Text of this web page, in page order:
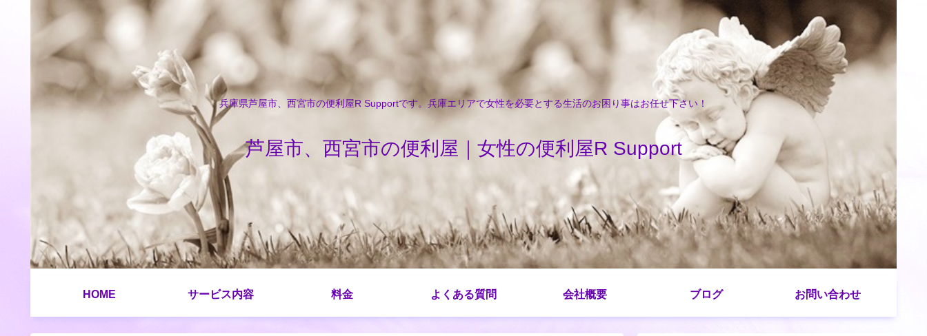
兵庫県芦屋市、西宮市の便利屋R Supportです。兵庫エリアで女性を必要とする生活のお困り事はお任せ下さい！
芦屋市、西宮市の便利屋｜女性の便利屋R Support
HOME サービス内容 料金 よくある質問 会社概要 ブログ お問い合わせ